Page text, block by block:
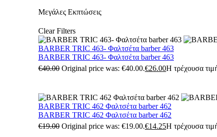
Μεγάλες Εκπτώσεις
Clear Filters
BARBER TRIC 463- Φαλτσέτα barber 463
BARBER TRIC 463- Φαλτσέτα barber 463
€40.00 Original price was: €40.00.€26.00Η τρέχουσα
BARBER TRIC 462 Φαλτσέτα barber 462
BARBER TRIC 462 Φαλτσέτα barber 462
€19.00 Original price was: €19.00.€14.25Η τρέχουσα